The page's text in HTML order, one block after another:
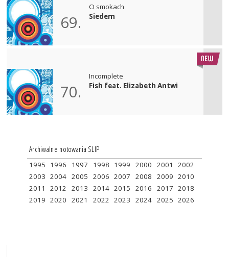
69.
O smokach
Siedem
70.
Incomplete
Fish feat. Elizabeth Antwi
Archiwalne notowania SLIP
1995 1996 1997 1998 1999 2000 2001
2002
2003 2004 2005 2006 2007 2008 2009 2010
2011
2012 2013 2014 2015 2016 2017 2018
2019 2020 2021 2022 2023 2024 2025 2026